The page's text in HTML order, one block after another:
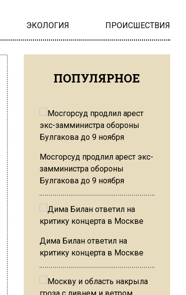
ЭКОЛОГИЯ ПРОИСШЕСТВИЯ
ПОПУЛЯРНОЕ
Мосгорсуд продлил арест экс-
замминистра обороны
Булгакова до 9 ноября
Дима Билан ответил на
критику концерта в Москве